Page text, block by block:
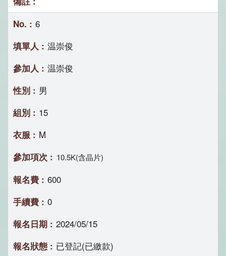
6
温崇俊
温崇俊
男
15
M
10.5K(含晶片)
600
0
2024/05/15
已登記(已繳款)